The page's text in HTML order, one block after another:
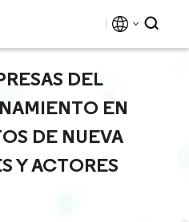
DEL
EN
DE NUEVA
Y ACTORES